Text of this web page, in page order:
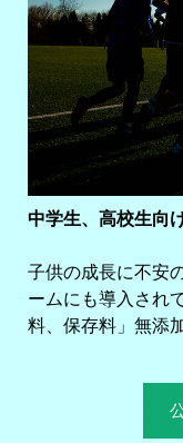
中学生、高校生向
子供の成長に不安
ームにも導入され
料、保存料」無添